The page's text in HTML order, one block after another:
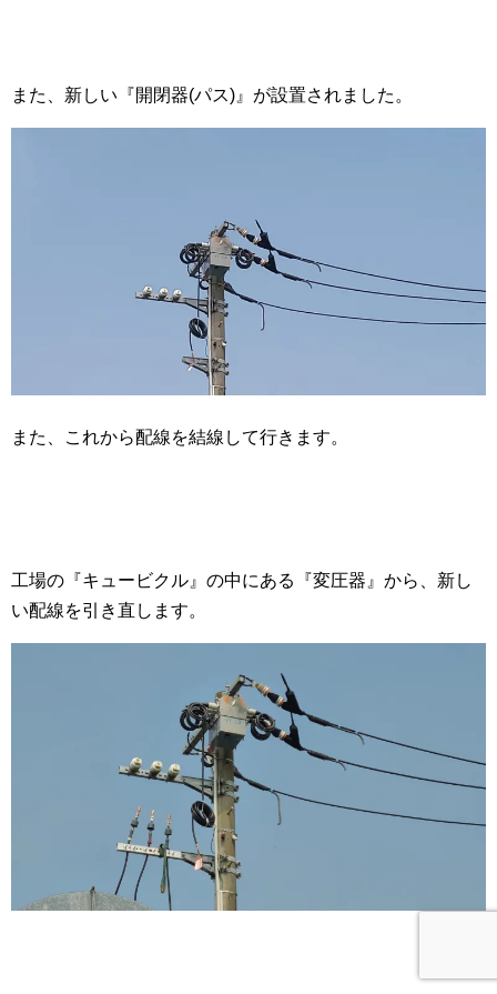
また、新しい『開閉器(パス)』が設置されました。
また、これから配線を結線して行きます。
工場の『キュービクル』の中にある『変圧器』から、新し
い配線を引き直します。